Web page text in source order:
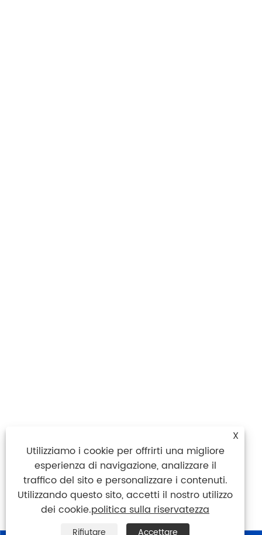
X
Utilizziamo i cookie per offrirti una migliore
esperienza di navigazione, analizzare il
traffico del sito e personalizzare i contenuti.
Utilizzando questo sito, accetti il ​​nostro utilizzo
dei cookie.politica sulla riservatezza